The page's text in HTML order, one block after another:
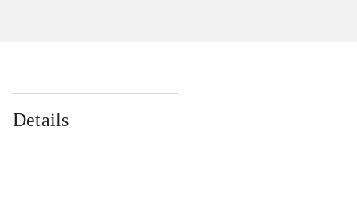
Details